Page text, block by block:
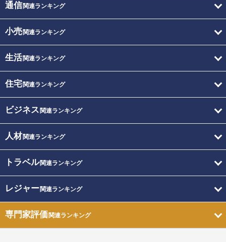
通信関連ランキング
小売関連ランキング
生活関連ランキング
住宅関連ランキング
ビジネス 関連ランキング
人材関連ランキング
トラベル関連ランキング
レジャー関連ランキング
専門家評価関連ランキング